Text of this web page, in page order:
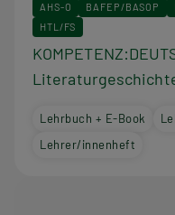
AHS-O BAFEP/BASOP
HTL/FS
Lehrbuch + E-Book
Lehrer/innenheft